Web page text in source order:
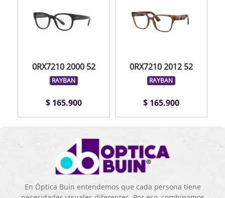
0RX7210 2000 52
RAYBAN
$ 165.900
0RX7210 2012 52
RAYBAN
$ 165.900
En Óptica Buin entendemos que cada persona tiene